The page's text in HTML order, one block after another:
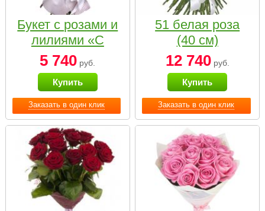
Заказать в один клик
Букет с розами и
лилиями «С
наилучшими
пожеланиями»
5 740 руб.
Купить
Заказать в один клик
51 белая роза
(40 см)
12 740руб.
Купить